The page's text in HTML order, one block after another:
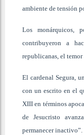
ambiente de tensión
Los monárquicos,
contribuyeron a
republicanas, el
El cardenal Segura,
con un escrito en el
XIII en términos
de Jesucristo
permanecer inactivo”.